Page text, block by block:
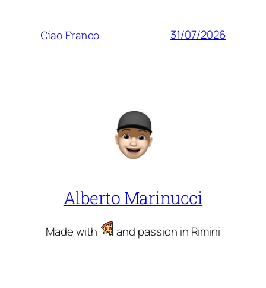
Ciao Franco 31/07/2026
Alberto Marinucci
Made with and passion in Rimini